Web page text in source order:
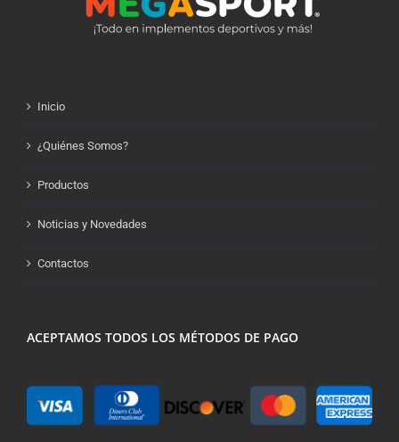
Inicio
¿Quiénes Somos?
Productos
Noticias y Novedades
Contactos
ACEPTAMOS TODOS LOS MÉTODOS DE PAGO